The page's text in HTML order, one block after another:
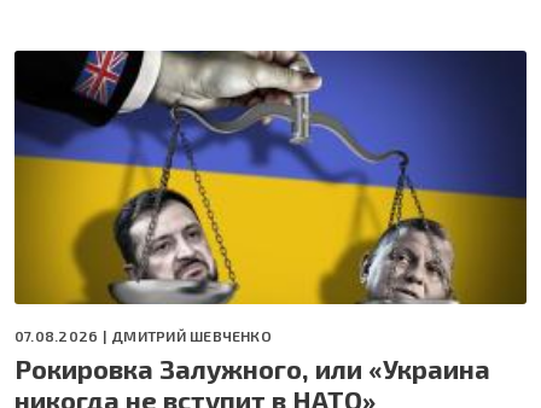
07.08.2026 | ДМИТРИЙ ШЕВЧЕНКО
Рокировка Залужного, или «Украина
никогда не вступит в НАТО»